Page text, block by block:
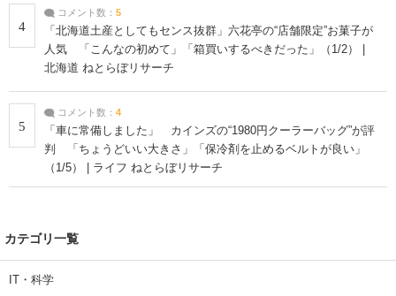
4
コメント数： 5
「北海道土産としてもセンス抜群」六花亭の“店舗限定”お菓子が
人気 「こんなの初めて」「箱買いするべきだった」（1/2） |
北海道 ねとらぼリサーチ
5
コメント数： 4
「車に常備しました」 カインズの“1980円クーラーバッグ”が評
判 「ちょうどいい大きさ」「保冷剤を止めるベルトが良い」
（1/5） | ライフ ねとらぼリサーチ
カテゴリ一覧
IT・科学